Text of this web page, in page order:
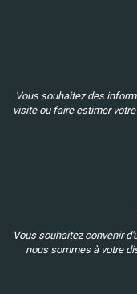
Vous souhaitez des
visite ou faire estimer
Vous souhaitez convenir
nous sommes à votre